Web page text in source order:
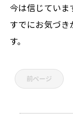
今は信じていま
すでにお気づき
す。
前ページ